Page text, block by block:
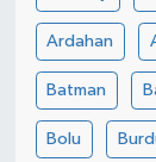
Ardahan
Batman
Bolu